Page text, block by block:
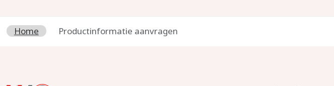
Home Productinformatie aanvragen